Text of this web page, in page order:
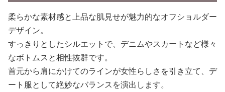
柔らかな素材感と上品な肌見せが魅力的なオフショルダー
デザイン。
すっきりとしたシルエットで、デニムやスカートなど様々
なボトムスと相性抜群です。
首元から肩にかけてのラインが女性らしさを引き立て、デ
ート服として絶妙なバランスを演出します。